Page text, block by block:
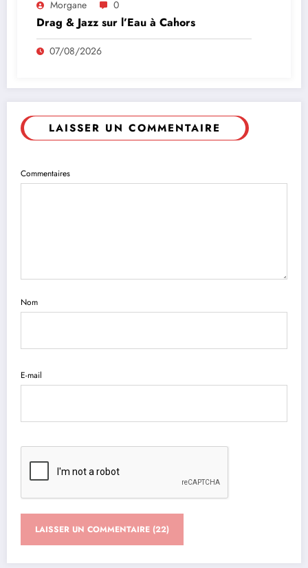
Morgane 0
Drag & Jazz sur l’Eau à Cahors
07/08/2026
LAISSER UN COMMENTAIRE
Commentaires
Nom
E-mail